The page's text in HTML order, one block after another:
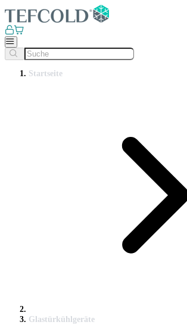
Startseite
Glastürkühlgeräte